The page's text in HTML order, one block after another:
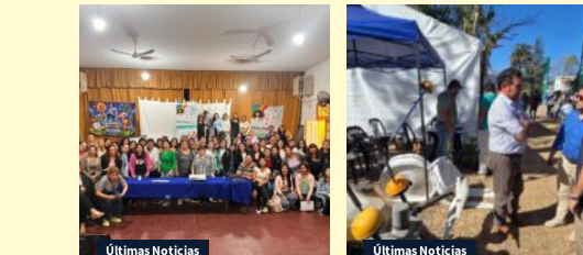
Últimas Noticias Últimas Noticias